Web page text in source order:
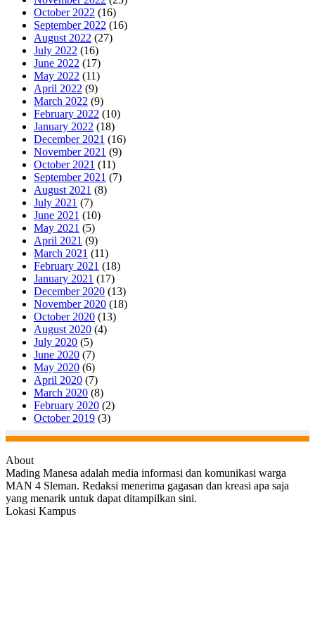
October 2022 (16)
September 2022 (16)
August 2022 (27)
July 2022 (16)
June 2022 (17)
May 2022 (11)
April 2022 (9)
March 2022 (9)
February 2022 (10)
January 2022 (18)
December 2021 (16)
November 2021 (9)
October 2021 (11)
September 2021 (7)
August 2021 (8)
July 2021 (7)
June 2021 (10)
May 2021 (5)
April 2021 (9)
March 2021 (11)
February 2021 (18)
January 2021 (17)
December 2020 (13)
November 2020 (18)
October 2020 (13)
August 2020 (4)
July 2020 (5)
June 2020 (7)
May 2020 (6)
April 2020 (7)
March 2020 (8)
February 2020 (2)
October 2019 (3)
About
Mading Manesa adalah media informasi dan komunikasi warga
MAN 4 Sleman. Redaksi menerima gagasan dan kreasi apa saja
yang menarik untuk dapat ditampilkan sini.
Lokasi Kampus